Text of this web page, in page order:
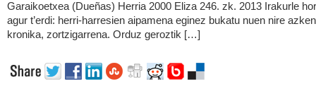
Garaikoetxea (Dueñas) Herria 2000 Eliza 246. zk. 2013 Irakurle
agur t’erdi: herri-harresien aipamena eginez bukatu nuen nire azken
kronika, zortzigarrena. Orduz geroztik […]